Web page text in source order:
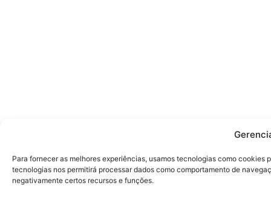
Para fornecer as melhores experiências, usamos tecnologias como
tecnologias nos permitirá processar dados como comportamento de
negativamente certos recursos e funções.